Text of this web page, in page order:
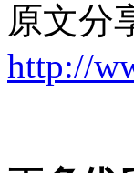
原文分
http://